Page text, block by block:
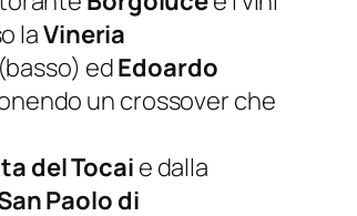
laVineria
(basso) edEdoardo
un crossover che
del Tocai e dalla
Paolo di